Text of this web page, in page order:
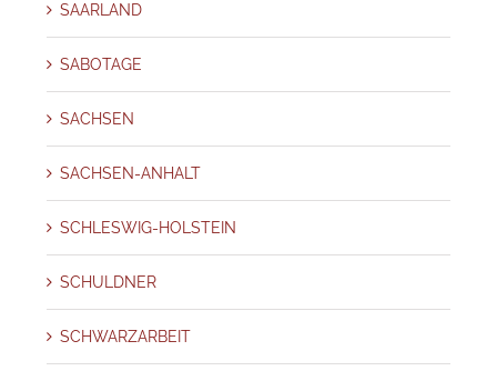
SAARLAND
SABOTAGE
SACHSEN
SACHSEN-ANHALT
SCHLESWIG-HOLSTEIN
SCHULDNER
SCHWARZARBEIT